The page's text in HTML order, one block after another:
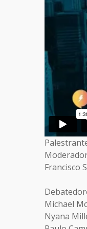
Francisco
Michael
Nyana